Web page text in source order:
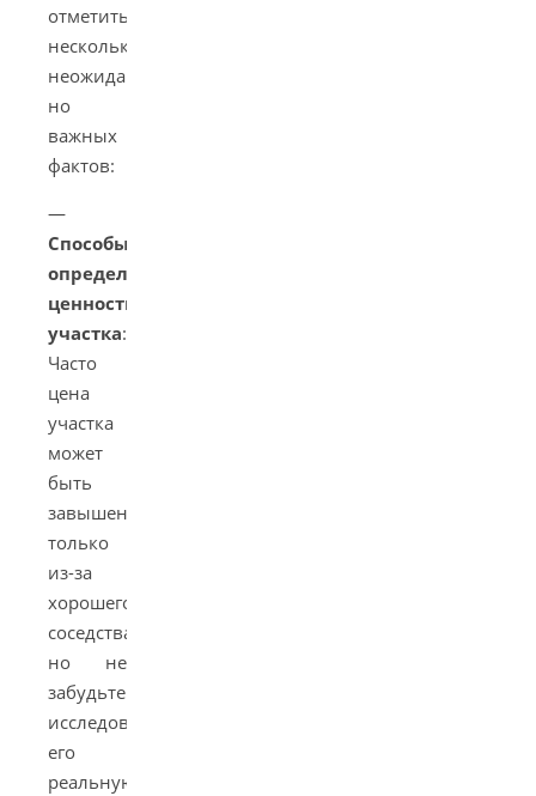
отметить
несколько
неожиданных,
но
важных
фактов:
—
Способы
определения
ценности
участка:
Часто
цена
участка
может
быть
завышена
только
из-за
хорошего
соседства,
но не
забудьте
исследовать
его
реальную